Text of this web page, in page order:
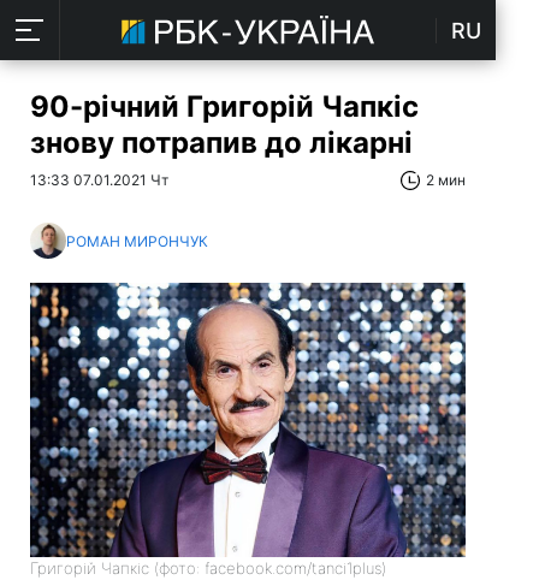
RU
90-річний Григорій Чапкіс
знову потрапив до лікарні
13:33 07.01.2021 Чт 2 мин
РОМАН МИРОНЧУК
Григорій Чапкіс (фото: facebook.com/tanci1plus)